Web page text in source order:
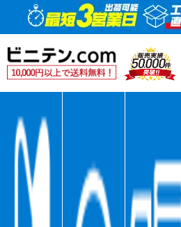
ビニールカーテン
ジャバラビニールカーテン
のれんカーテン式
ロールスクリーン
アコーディオンドア
ネットカーテン網
大型カーテンレール
ご利用ガイド
他社との違い
ご注文の流れ
送料・配送方法
各種納期
返品・交換
お支払い方法